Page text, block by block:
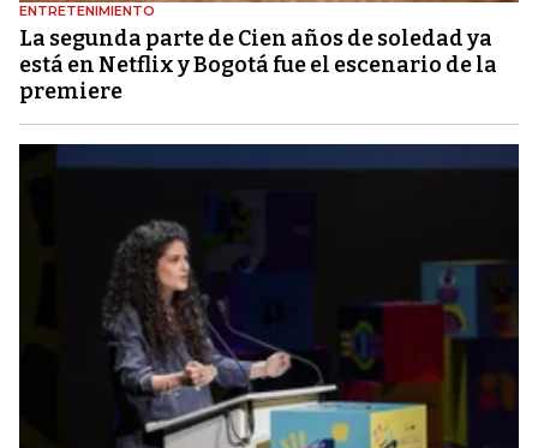
ENTRETENIMIENTO
La segunda parte de Cien años de soledad ya
está en Netflix y Bogotá fue el escenario de la
premiere